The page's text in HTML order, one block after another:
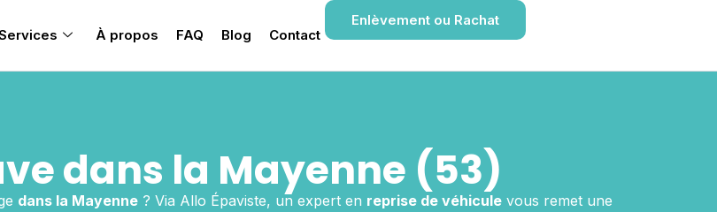
À propos FAQ Blog Contact
Enlèvement ou Rachat
dans la Mayenne (53)
dans la Mayenne? Via Allo Épaviste, un expert en reprise de véhiculevous remet une